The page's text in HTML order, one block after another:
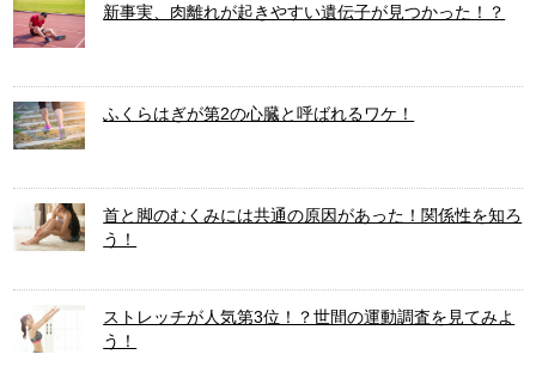
新事実、肉離れが起きやすい遺伝子が見つかった！？
ふくらはぎが第2の心臓と呼ばれるワケ！
首と脚のむくみには共通の原因があった！関係性を知ろ
う！
ストレッチが人気第3位！？世間の運動調査を見てみよ
う！